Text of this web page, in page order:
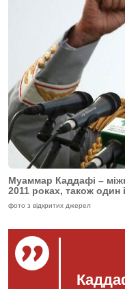
Муаммар Каддафі –
2011 роках, також один
фото з відкритих джерел